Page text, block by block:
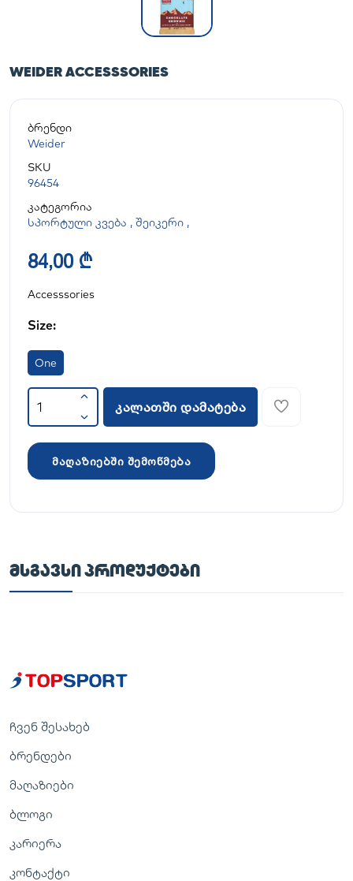
WEIDER ACCESSSORIES
ბრენდი
Weider
SKU
96454
კატეგორია
სპორტული კვება , შეიკერი ,
84,00 ₾
Accesssories
Size:
One
კალათში დამატება
მაღაზიებში შემოწმება
ᲛᲡᲒᲐᲕᲡᲘ ᲞᲠᲝᲓᲣᲥᲢᲔᲑᲘ
ჩვენ შესახებ
ბრენდები
მაღაზიები
ბლოგი
კარიერა
კონტაქტი